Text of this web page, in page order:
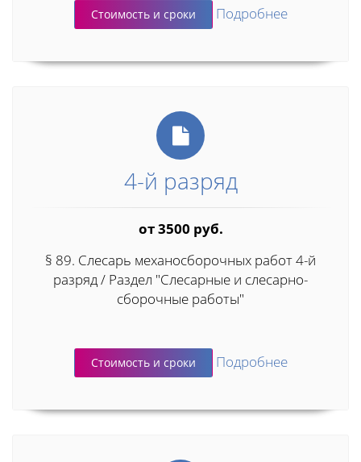
Стоимость и сроки Подробнее
4-й разряд
от 3500 руб.
§ 89. Слесарь механосборочных работ 4-й
разряд / Раздел "Слесарные и слесарно-
сборочные работы"
Стоимость и сроки Подробнее